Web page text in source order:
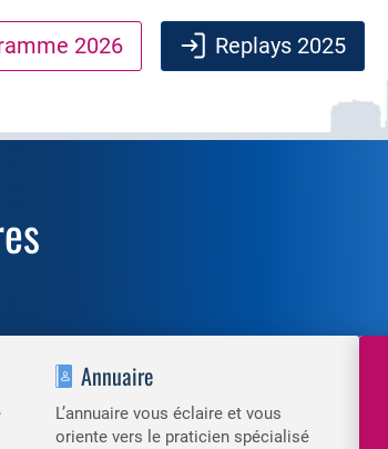
2026 Replays 2025
Annuaire
L’annuaire vous éclaire et vous
oriente vers le praticien spécialisé